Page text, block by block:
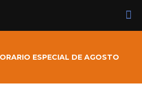
ESPECIAL DE AGOSTO